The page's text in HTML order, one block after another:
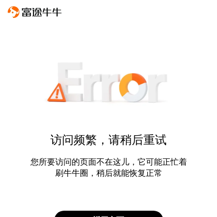
访问频繁，请稍后重试
您所要访问的页面不在这儿，它可能正忙着
刷牛牛圈，稍后就能恢复正常